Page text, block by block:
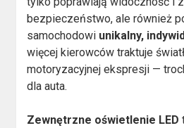
bezpieczeństwo, ale również
samochodowi unikalny,
więcej kierowców traktuje
motoryzacyjnej ekspresji —
dla auta.
Zewnętrzne oświetlenie LED